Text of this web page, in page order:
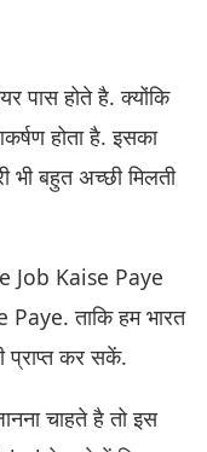
पास होते है. क्योंकि
होता है. इसका
बहुत अच्छी मिलती
Job Kaise Paye
ताकि हम भारत
प्राप्त कर सकें.
चाहते है तो इस